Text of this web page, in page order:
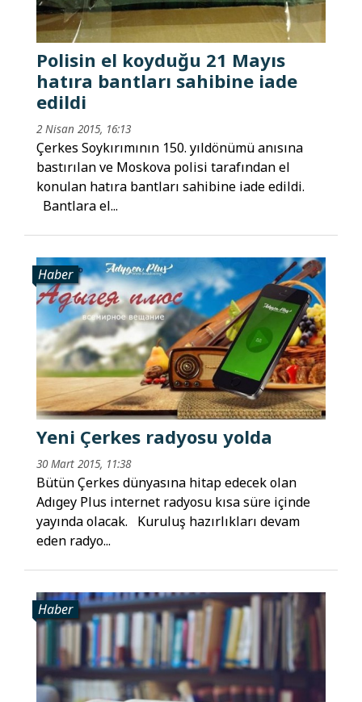
Polisin el koyduğu 21 Mayıs
hatıra bantları sahibine iade
edildi
2 Nisan 2015, 16:13
Çerkes Soykırımının 150. yıldönümü anısına
bastırılan ve Moskova polisi tarafından el
konulan hatıra bantları sahibine iade edildi.
Bantlara el...
Haber
Yeni Çerkes radyosu yolda
30 Mart 2015, 11:38
Bütün Çerkes dünyasına hitap edecek olan
Adıgey Plus internet radyosu kısa süre içinde
yayında olacak. Kuruluş hazırlıkları devam
eden radyo...
Haber